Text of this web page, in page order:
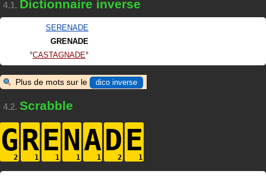
4.1. Dictionnaire inverse
SERENADE
GRENADE
CASTAGNADE
Plus de mots sur le dico inverse
4.2. Scrabble
GRENADE